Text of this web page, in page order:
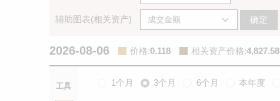
辅助图表(相关资产) 确定
2026-08-06 价格:0.118 相关资产价格:4,827.58
工具 1个月 3个月 6个月 本年度